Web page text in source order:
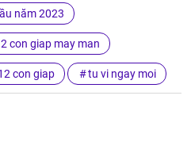
năm 2023
con giap may man
con giap tu vi ngay moi